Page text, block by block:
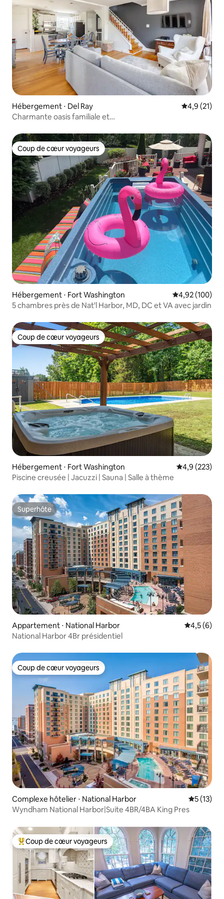
Hébergement ⋅ Del Ray Évaluation
4,9 (21)
Charmante oasis familiale et
Coup de cœur voyageurs
Coup de cœur voyageurs
Hébergement ⋅ Fort Washington Évaluation
4,92 (100)
5 chambres près de Nat'l Harbor, MD, DC et VA avec jardin
Coup de cœur voyageurs
Coup de cœur voyageurs
Hébergement ⋅ Fort Washington Évaluation
4,9 (223)
Piscine creusée | Jacuzzi | Sauna | Salle à thème
Superhôte
Superhôte
Appartement ⋅ National Harbor Évaluation
4,5 (6)
National Harbor 4Br présidentiel
Coup de cœur voyageurs
Coup de cœur voyageurs
Complexe hôtelier ⋅ National Harbor
5 (13)
Wyndham National Harbor|Suite 4BR/4BA King Pres
Coups de cœur voyageurs les plus appréciés
Coup de cœur voyageurs